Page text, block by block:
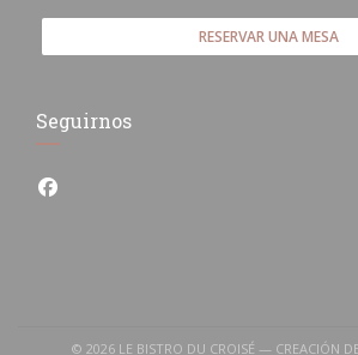
RESERVAR UNA MESA
Seguirnos
Facebook ((abre en una nueva
© 2026 LE BISTRO DU CROISÉ — CREACIÓN